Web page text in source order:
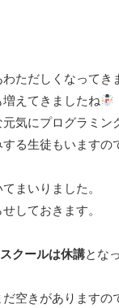
ただしくなってき
えてきましたね
気にプログラミン
る生徒もいます
まいりました。
しておきます。
クールは休講とな
空きがあります